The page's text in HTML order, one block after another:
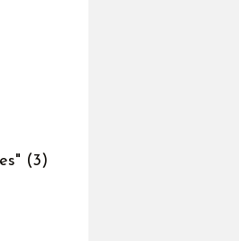
(3)